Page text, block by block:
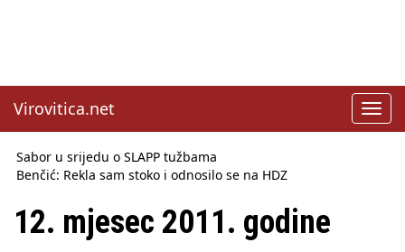
Virovitica.net
Sabor u srijedu o SLAPP tužbama
Benčić: Rekla sam stoko i odnosilo se na HDZ
godine
Sindikati traže zaštitu plaća od inflacije, Ćorić pregovore
12. mjesec 2011. godine